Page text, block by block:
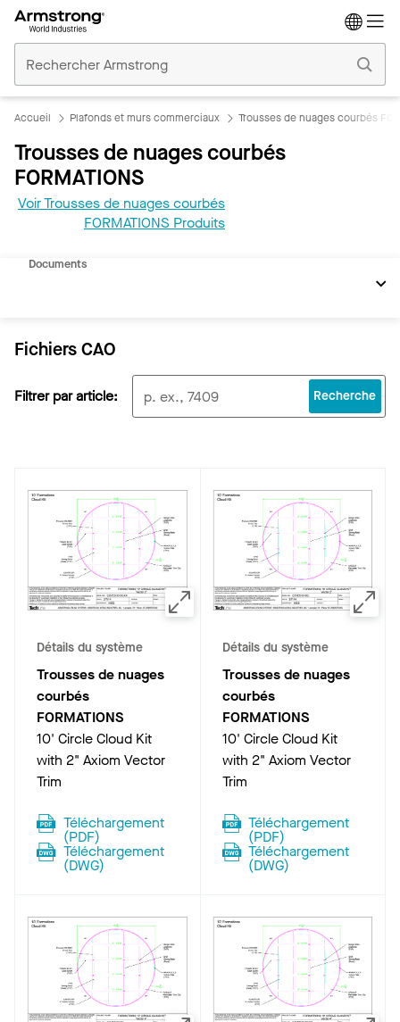
Plafonds
Commerciaux
Accueil Plafonds et murs commerciaux Trousses de nuages courbés
Trousses de nuages courbés
FORMATIONS
Voir Trousses de nuages courbés
FORMATIONS Produits
REVIT
Documents
Fichiers CAO
Filtrer par article: Recherche
Détails du système
Trousses de nuages
courbés
FORMATIONS
10' Circle Cloud Kit
with 2" Axiom Vector
Trim
Téléchargement
(PDF)
Téléchargement
(DWG)
Détails du système
Trousses de nuages
courbés
FORMATIONS
10' Circle Cloud Kit
with 2" Axiom Vector
Trim
Téléchargement
(PDF)
Téléchargement
(DWG)